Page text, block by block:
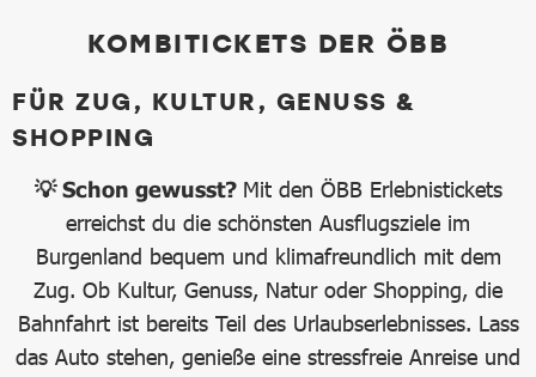
KOMBITICKETS DER ÖBB
FÜR ZUG, KULTUR, GENUSS &
SHOPPING
💡 Schon gewusst? Mit den ÖBB Erlebnistickets
erreichst du die schönsten Ausflugsziele im
Burgenland bequem und klimafreundlich mit dem
Zug. Ob Kultur, Genuss, Natur oder Shopping, die
Bahnfahrt ist bereits Teil des Urlaubserlebnisses. Lass
das Auto stehen, genieße eine stressfreie Anreise und